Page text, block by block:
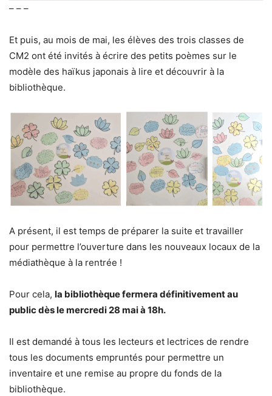
– – –
Et puis, au mois de mai, les élèves des trois classes de
CM2 ont été invités à écrire des petits poèmes sur le
modèle des haïkus japonais à lire et découvrir à la
bibliothèque.
A présent, il est temps de préparer la suite et travailler
pour permettre l’ouverture dans les nouveaux locaux de la
médiathèque à la rentrée !
Pour cela, la bibliothèque fermera définitivement au
public dès le mercredi 28 mai à 18h.
Il est demandé à tous les lecteurs et lectrices de rendre
tous les documents empruntés pour permettre un
inventaire et une remise au propre du fonds de la
bibliothèque.